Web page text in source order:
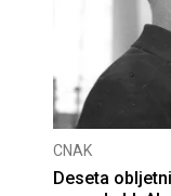
CNAK
Deseta